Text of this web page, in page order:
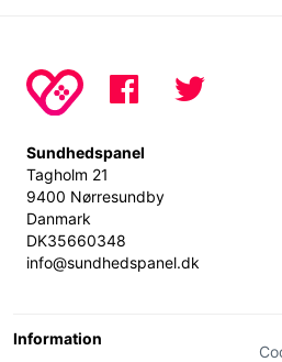
Sundhedspanel
Tagholm 21
9400 Nørresundby
Danmark
DK35660348
info@sundhedspanel.dk
Information